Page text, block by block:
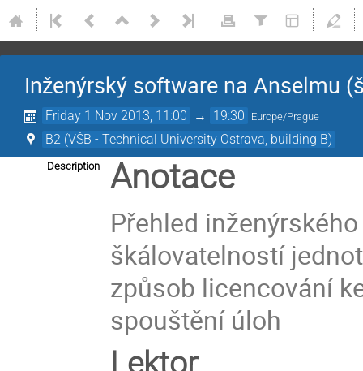
Inženýrský software na Anselmu
Friday 1 Nov 2013, 11:00 → 19:30 Europe/Prague
B2 (VŠB - Technical University Ostrava, building B)
Description Anotace
Přehled
škálovatelností
způsob licencování
spouštění úloh
Lektor